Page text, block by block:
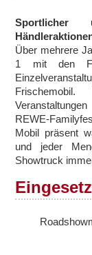
Filme
Über uns
Service
Über mehrere
1 mit den
REWE-
Mobil präsent
und jeder
Showtruck